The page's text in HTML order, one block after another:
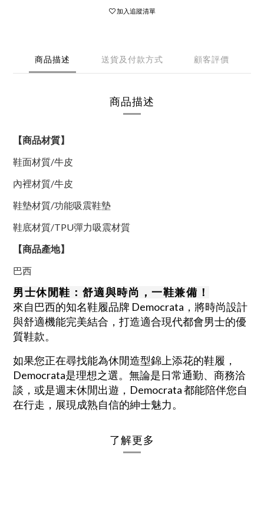
加入追蹤清單
商品描述 送貨及付款方式 顧客評價
商品描述
【商品材質】
鞋面材質/牛皮
內裡材質/牛皮
鞋墊材質/功能吸震鞋墊
鞋底材質/TPU彈力吸震材質
【商品產地】
巴西
男士休閒鞋：舒適與時尚，一鞋兼備！
來自巴西的知名鞋履品牌 Democrata，將時尚設計
與舒適機能完美結合，打造適合現代都會男士的優
質鞋款。
如果您正在尋找能為休閒造型錦上添花的鞋履，
Democrata是理想之選。 無論是日常通勤、商務洽
談，或是週末休閒出遊，Democrata 都能陪伴您自
在行走，展現成熟自信的紳士魅力。
了解更多